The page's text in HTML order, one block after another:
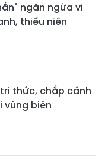
ngăn ngừa vi
thiếu niên
thức, chắp cánh
vùng biên